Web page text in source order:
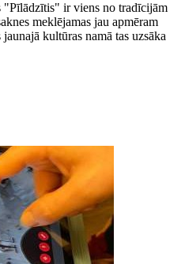
ir viens no tradīcijām
meklējamas jau apmēram
kultūras namā tas uzsāka